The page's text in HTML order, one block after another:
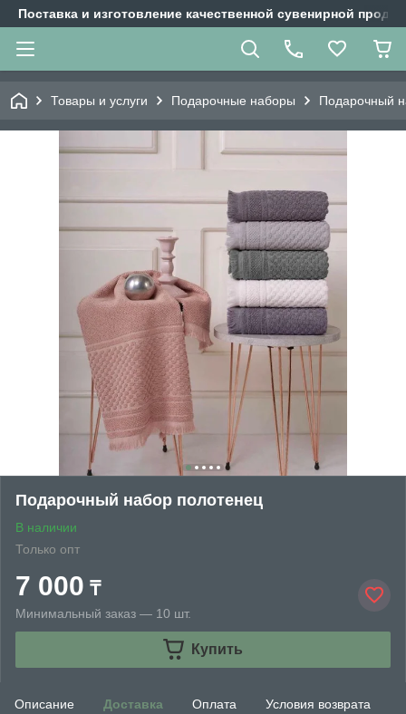
Поставка и изготовление качественной сувенирной
Товары и услуги Подарочные наборы Подарочный
Подарочный набор полотенец
В наличии
Только опт
7 000 ₸
Минимальный заказ — 10 шт.
Купить
Описание Доставка Оплата Условия возврата